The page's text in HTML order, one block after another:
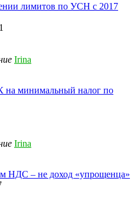
лимитов по УСН с 2017
Irina
на минимальный налог по
Irina
НДС – не доход «упрощенца»